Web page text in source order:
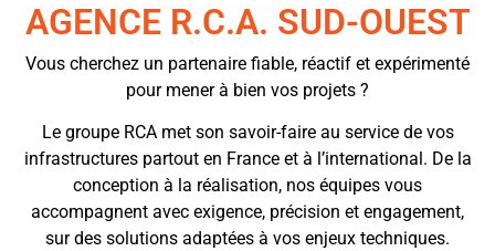
AGENCE R.C.A. SUD-OUEST
Vous cherchez un partenaire fiable, réactif et expérimenté
pour mener à bien vos projets ?
Le groupe RCA met son savoir-faire au service de vos
infrastructures partout en France et à l’international. De la
conception à la réalisation, nos équipes vous
accompagnent avec exigence, précision et engagement,
sur des solutions adaptées à vos enjeux techniques.